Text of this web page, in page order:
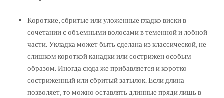
Короткие, сбритые или уложенные гладко виски в
сочетании с объемными волосами в теменной и лобной
части. Укладка может быть сделана из классической, не
слишком короткой канадки или сострижен особым
образом. Иногда сюда же прибавляется и коротко
состриженный или сбритый затылок. Если длина
позволяет, то можно оставлять длинные пряди лишь в